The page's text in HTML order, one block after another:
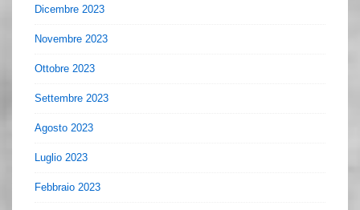
Dicembre 2023
Novembre 2023
Ottobre 2023
Settembre 2023
Agosto 2023
Luglio 2023
Febbraio 2023